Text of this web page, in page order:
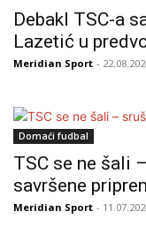
Debakl TSC-a
Lazetić u
Meridian Sport -
Domaći fudbal
TSC se ne šali
savršene
Meridian Sport -